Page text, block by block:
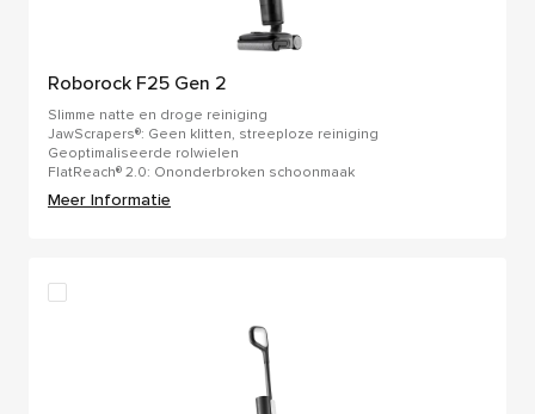
Roborock F25 Gen 2
Slimme natte en droge reiniging
JawScrapers®: Geen klitten, streeploze reiniging
Geoptimaliseerde rolwielen
FlatReach® 2.0: Ononderbroken schoonmaak
Meer Informatie